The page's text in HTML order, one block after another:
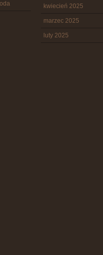
kwiecień 2025
marzec 2025
luty 2025